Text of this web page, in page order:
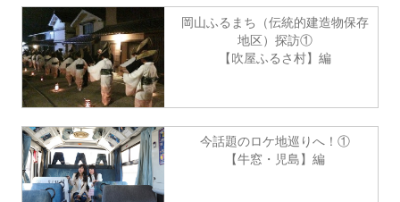
岡山ふるまち（伝統的建造物保存
地区）探訪①
【吹屋ふるさ村】編
今話題のロケ地巡りへ！①
【牛窓・児島】編